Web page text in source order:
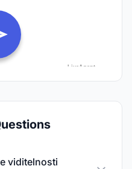
viditelnosti